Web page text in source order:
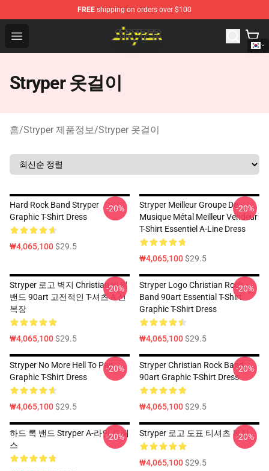
FREE shipping on orders over $100
Open menu
Stryper Store - Official Stryper Merchandise Shop
Stryper 옷걸이
홈/Stryper 제품정보/Stryper 옷걸이
Hard Rock Band Stryper
Graphic T-Shirt Dress
₩4,065,100$29.5
-20%
Stryper Meilleur Groupe De
Musique Métal Meilleur Vendeur
T-Shirt Essentiel A-Line Dress
₩4,065,100$29.5
-20%
Stryper 로고 벽지 Christian 바위
밴드 90art 고전적인 T-셔츠 A 선
복장
₩4,065,100$29.5
-20%
Stryper Logo Christian Rock
Band 90art Essential T-Shirt
Graphic T-Shirt Dress
₩4,065,100$29.5
-20%
Stryper No More Hell To Pay
Graphic T-Shirt Dress
₩4,065,100$29.5
-20%
Stryper Christian Rock Band
90art Graphic T-Shirt Dress
₩4,065,100$29.5
-20%
하드 록 밴드 Stryper A-라인 드레
스
-20% Stryper 로고 도표 티셔츠 복장
₩4,065,100$29.5
-20%